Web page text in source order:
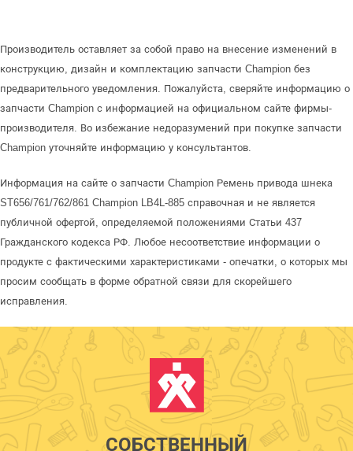
Производитель оставляет за собой право на внесение изменений в
конструкцию, дизайн и комплектацию запчасти Champion без
предварительного уведомления. Пожалуйста, сверяйте информацию о
запчасти Champion с информацией на официальном сайте фирмы-
производителя. Во избежание недоразумений при покупке запчасти
Champion уточняйте информацию у консультантов.
Информация на сайте о запчасти Champion Ремень привода шнека
ST656/761/762/861 Champion LB4L-885 справочная и не является
публичной офертой, определяемой положениями Статьи 437
Гражданского кодекса РФ. Любое несоответствие информации о
продукте с фактическими характеристиками - опечатки, о которых мы
просим сообщать в форме обратной связи для скорейшего
исправления.
СОБСТВЕННЫЙ